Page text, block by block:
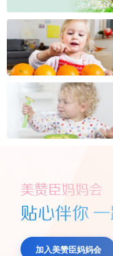
美赞臣妈妈会
贴心伴你
加入美赞臣妈妈会